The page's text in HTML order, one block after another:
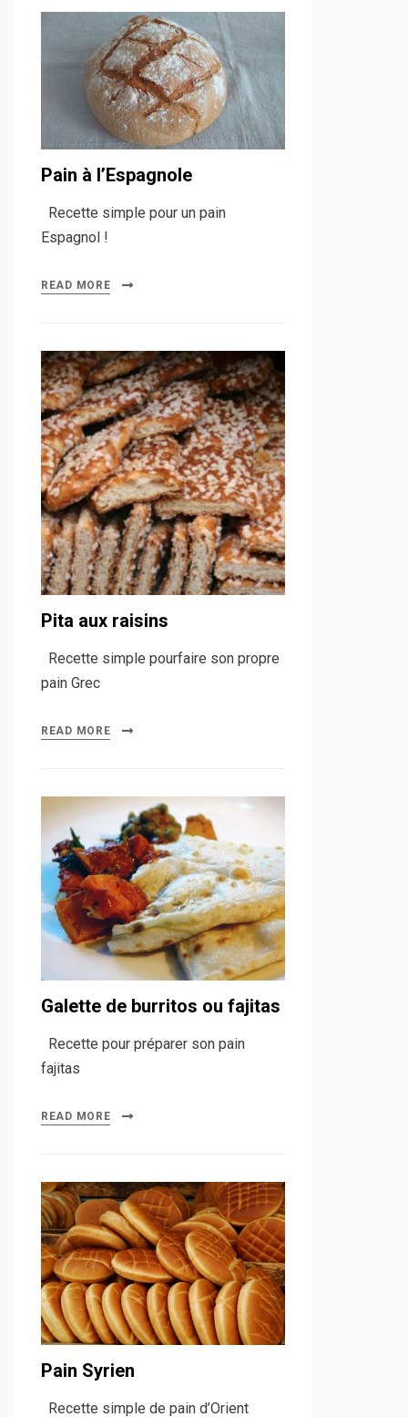
Pain à l’Espagnole
Recette simple pour un pain
Espagnol !
READ MORE
Pita aux raisins
Recette simple pourfaire son propre
pain Grec
READ MORE
Galette de burritos ou fajitas
Recette pour préparer son pain
fajitas
READ MORE
Pain Syrien
Recette simple de pain d’Orient